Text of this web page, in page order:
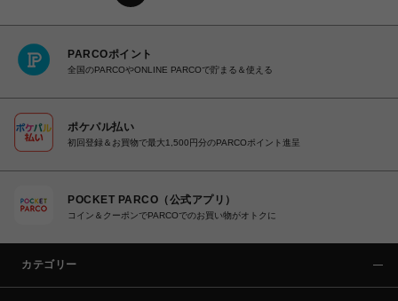
PARCOポイント
全国のPARCOやONLINE PARCOで貯まる＆使える
ポケパル払い
初回登録＆お買物で最大1,500円分のPARCOポイント進呈
POCKET PARCO（公式アプリ）
コイン＆クーポンでPARCOでのお買い物がオトクに
カテゴリー